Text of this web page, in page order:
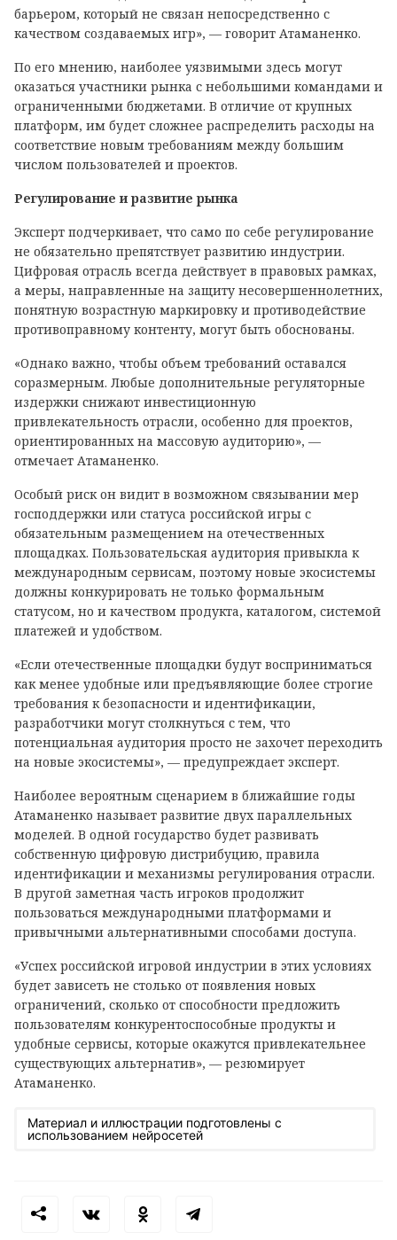
барьером, который не связан непосредственно с
качеством создаваемых игр», — говорит Атаманенко.
По его мнению, наиболее уязвимыми здесь могут
оказаться участники рынка с небольшими командами и
ограниченными бюджетами. В отличие от крупных
платформ, им будет сложнее распределить расходы на
соответствие новым требованиям между большим
числом пользователей и проектов.
Регулирование и развитие рынка
Эксперт подчеркивает, что само по себе регулирование
не обязательно препятствует развитию индустрии.
Цифровая отрасль всегда действует в правовых рамках,
а меры, направленные на защиту несовершеннолетних,
понятную возрастную маркировку и противодействие
противоправному контенту, могут быть обоснованы.
«Однако важно, чтобы объем требований оставался
соразмерным. Любые дополнительные регуляторные
издержки снижают инвестиционную
привлекательность отрасли, особенно для проектов,
ориентированных на массовую аудиторию», —
отмечает Атаманенко.
Особый риск он видит в возможном связывании мер
господдержки или статуса российской игры с
обязательным размещением на отечественных
площадках. Пользовательская аудитория привыкла к
международным сервисам, поэтому новые экосистемы
должны конкурировать не только формальным
статусом, но и качеством продукта, каталогом, системой
платежей и удобством.
«Если отечественные площадки будут восприниматься
как менее удобные или предъявляющие более строгие
требования к безопасности и идентификации,
разработчики могут столкнуться с тем, что
потенциальная аудитория просто не захочет переходить
на новые экосистемы», — предупреждает эксперт.
Наиболее вероятным сценарием в ближайшие годы
Атаманенко называет развитие двух параллельных
моделей. В одной государство будет развивать
собственную цифровую дистрибуцию, правила
идентификации и механизмы регулирования отрасли.
В другой заметная часть игроков продолжит
пользоваться международными платформами и
привычными альтернативными способами доступа.
«Успех российской игровой индустрии в этих условиях
будет зависеть не столько от появления новых
ограничений, сколько от способности предложить
пользователям конкурентоспособные продукты и
удобные сервисы, которые окажутся привлекательнее
существующих альтернатив», — резюмирует
Атаманенко.
Материал и иллюстрации подготовлены с
использованием нейросетей